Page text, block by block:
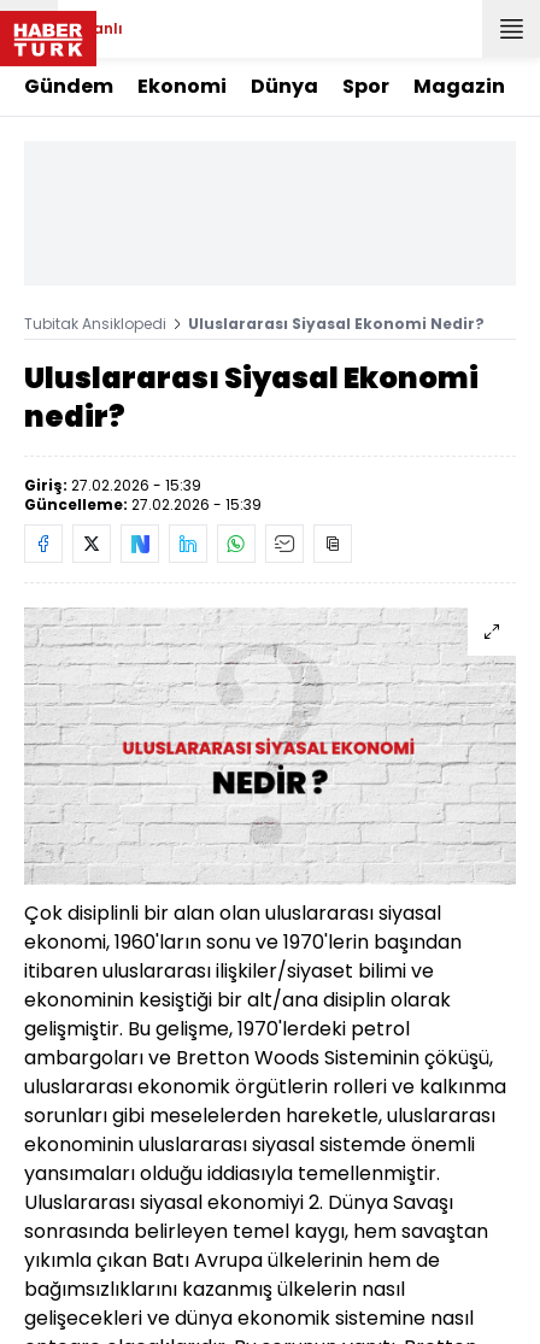
Canlı
Gündem Ekonomi Dünya Spor Magazin
Tubitak Ansiklopedi Uluslararası Siyasal Ekonomi Nedir?
Uluslararası Siyasal Ekonomi
nedir?
Giriş: 27.02.2026 - 15:39
Güncelleme: 27.02.2026 - 15:39
Çok disiplinli bir alan olan uluslararası siyasal
ekonomi, 1960'ların sonu ve 1970'lerin başından
itibaren uluslararası ilişkiler/siyaset bilimi ve
ekonominin kesiştiği bir alt/ana disiplin olarak
gelişmiştir. Bu gelişme, 1970'lerdeki petrol
ambargoları ve Bretton Woods Sisteminin çöküşü,
uluslararası ekonomik örgütlerin rolleri ve kalkınma
sorunları gibi meselelerden hareketle, uluslararası
ekonominin uluslararası siyasal sistemde önemli
yansımaları olduğu iddiasıyla temellenmiştir.
Uluslararası siyasal ekonomiyi 2. Dünya Savaşı
sonrasında belirleyen temel kaygı, hem savaştan
yıkımla çıkan Batı Avrupa ülkelerinin hem de
bağımsızlıklarını kazanmış ülkelerin nasıl
gelişecekleri ve dünya ekonomik sistemine nasıl